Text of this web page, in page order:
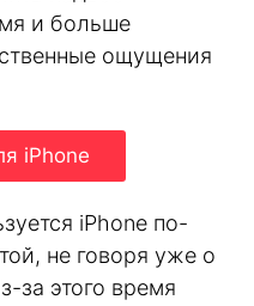
и больше
ощущения
iPhone
iPhone по-
не говоря уже о
за этого время